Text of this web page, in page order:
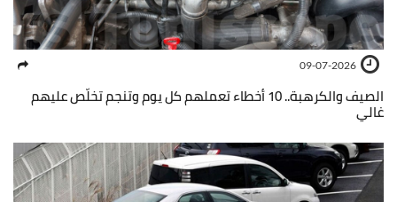
09-07-2026
الصيف والكرهبة.. 10 أخطاء تعملهم كل يوم وتنجم تخلّص عليهم
غالي